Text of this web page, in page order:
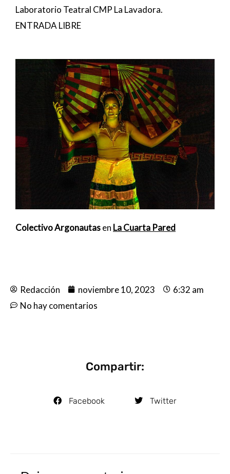
Laboratorio Teatral CMP La Lavadora.
ENTRADA LIBRE
Colectivo Argonautasen La Cuarta Pared
Redacción noviembre 10, 2023
6:32 am
No hay comentarios
Compartir:
Facebook Twitter